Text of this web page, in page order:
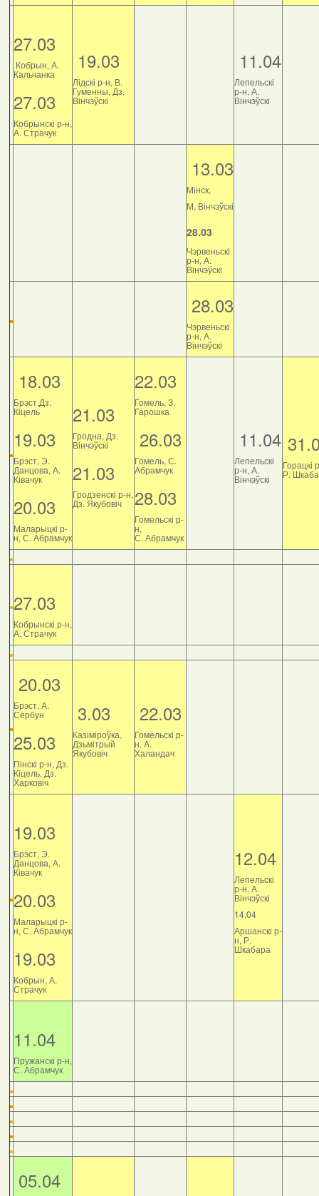
27.03
Кобрын, А.
Кальчанка
27.03
Кобрынскі р-н,
А. Страчук
19.03
Лідскі р-н, В.
Гуменны, Дз.
Вінчэўскі
11.04
Лепельскі
р-н, А.
Вінчэўскі
13.03
Мінск,
М. Вінчэўскі
28.03
Чэрвеньскі
р-н, А.
Вінчэўскі
28.03
Чэрвеньскі
р-н, А.
Вінчэўскі
18.03
Брэст,Дз.
Кіцель
19.03
Брэст, Э.
Данцова, А.
Ківачук
20.03
Маларыцкі р-
н, С. Абрамчук
21.03
Гродна, Дз.
Вінчэўскі
21.03
Гродзенскі р-н,
Дз. Якубовіч
22.03
Гомель, З.
Гарошка
26.03
Гомель, С.
Абрамчук
28.03
Гомельскі р-
н,
С. Абрамчук
11.04
Лепельскі
р-н, А.
Вінчэўскі
Горацкі
Р.
27.03
Кобрынскі р-н,
А. Страчук
20.03
Брэст, А.
Сербун
25.03
Пінскі р-н, Дз.
Кіцель, Дз.
Харковіч
3.03
Казіміроўка,
Дзьмітрый
Якубовіч
22.03
Гомельскі р-
н, А.
Халандач
19.03
Брэст, Э.
Данцова, А.
Ківачук
20.03
Маларыцкі р-
н, С. Абрамчук
19.03
Кобрын, А.
Страчук
12.04
Лепельскі
р-н, А.
Вінчэўскі
14.04
Аршанскі р-
н, Р.
Шкабара
11.04
Пружанскі р-н,
С. Абрамчук
05.04